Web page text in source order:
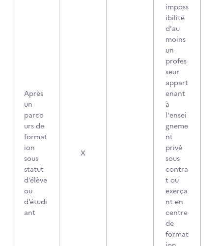
Après
un
parco
urs de
format
ion
sous
statut
d’élève
ou
d’étudi
ant
X
imposs
ibilité
d'au
moins
un
profes
seur
appart
enant
à
l'ensei
gneme
nt
privé
sous
contra
t ou
exerça
nt en
centre
de
format